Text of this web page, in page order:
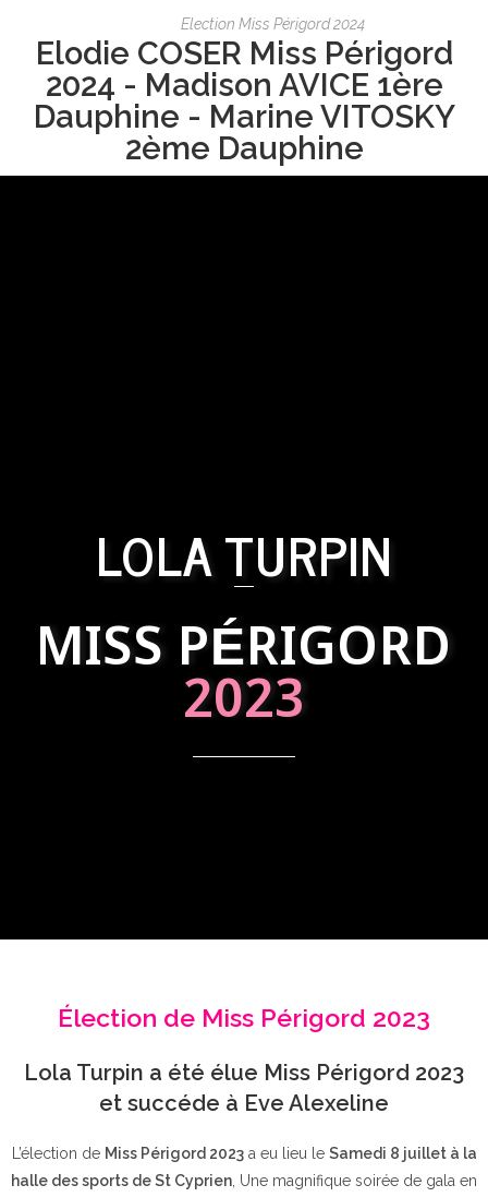
Election Miss Périgord 2024
Elodie COSER Miss Périgord
2024 - Madison AVICE 1ère
Dauphine - Marine VITOSKY
2ème Dauphine
LOLA TURPIN
MISS PÉRIGORD
2023
Élection de Miss Périgord 2023
Lola Turpin a été élue Miss Périgord 2023
et succéde à Eve Alexeline
L’élection de Miss Périgord 2023a eu lieu le Samedi 8 juillet à la
halle des sports de St Cyprien , Une magnifique soirée de gala en